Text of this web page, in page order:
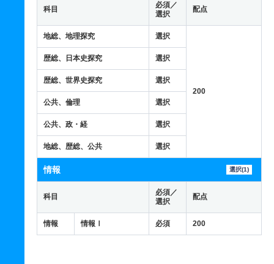
科目
必須／
選択
配点
地総、地理探究 選択
200
歴総、日本史探究 選択
歴総、世界史探究 選択
公共、倫理 選択
公共、政・経 選択
地総、歴総、公共 選択
情報 選択(1)
科目
必須／
選択
配点
情報 情報Ⅰ 必須 200